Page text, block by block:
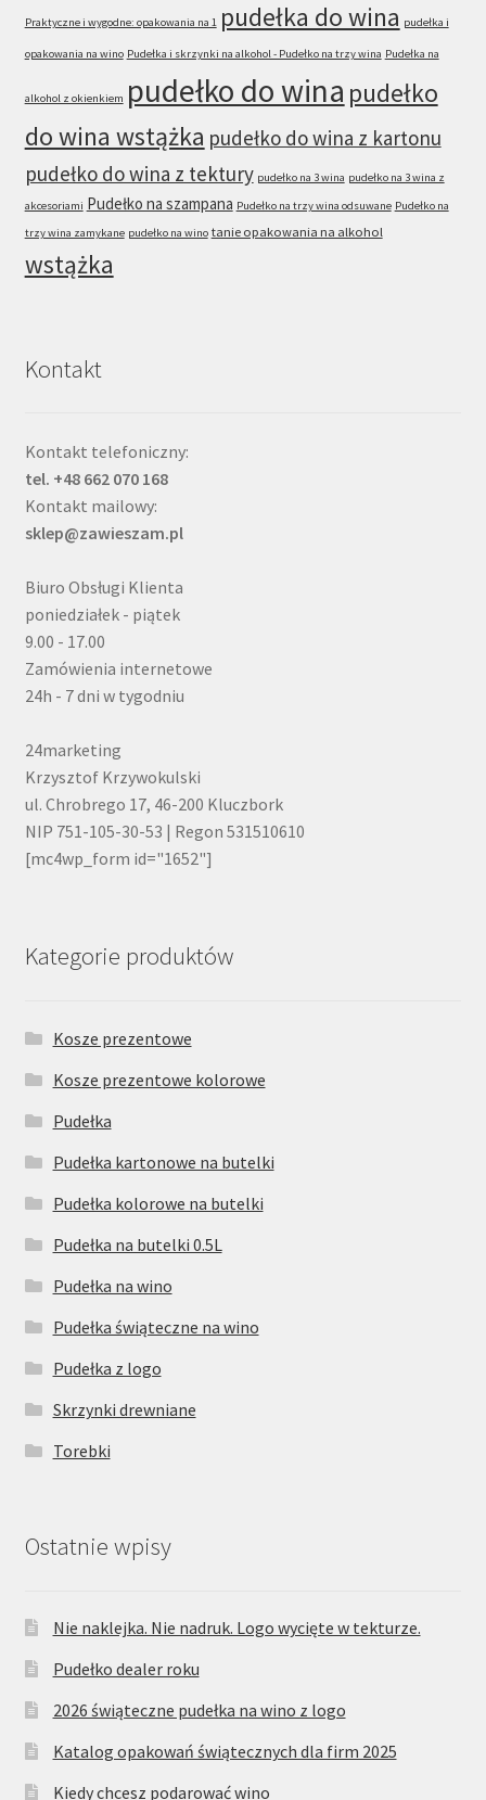
Praktyczne i wygodne: opakowania na 1 pudełka do wina pudełka i
opakowania na wino Pudełka i skrzynki na alkohol - Pudełko na trzy wina Pudełka na
alkohol z okienkiem pudełko do wina pudełko
do wina wstążka pudełko do wina z kartonu
pudełko do wina z tektury pudełko na 3 wina pudełko na 3 wina z
akcesoriami Pudełko na szampana Pudełko na trzy wina odsuwane Pudełko na
trzy wina zamykane pudełko na wino tanie opakowania na alkohol
wstążka
Kontakt
Kontakt telefoniczny:
tel. +48 662 070 168
Kontakt mailowy:
sklep@zawieszam.pl
Biuro Obsługi Klienta
poniedziałek - piątek
9.00 - 17.00
Zamówienia internetowe
24h - 7 dni w tygodniu
24marketing
Krzysztof Krzywokulski
ul. Chrobrego 17, 46-200 Kluczbork
NIP 751-105-30-53 | Regon 531510610
[mc4wp_form id="1652"]
Kategorie produktów
Kosze prezentowe
Kosze prezentowe kolorowe
Pudełka
Pudełka kartonowe na butelki
Pudełka kolorowe na butelki
Pudełka na butelki 0.5L
Pudełka na wino
Pudełka świąteczne na wino
Pudełka z logo
Skrzynki drewniane
Torebki
Ostatnie wpisy
Nie naklejka. Nie nadruk. Logo wycięte w tekturze.
Pudełko dealer roku
2026 świąteczne pudełka na wino z logo
Katalog opakowań świątecznych dla firm 2025
Kiedy chcesz podarować wino